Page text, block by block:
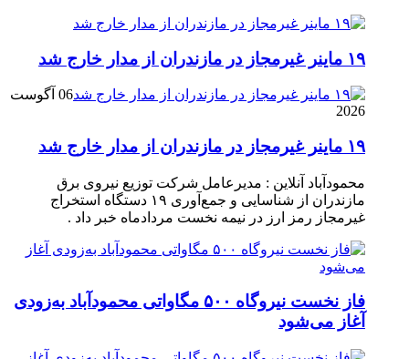
۱۹ ماینر غیرمجاز در مازندران از مدار خارج شد
06 آگوست
2026
۱۹ ماینر غیرمجاز در مازندران از مدار خارج شد
محمودآباد آنلاین : مدیرعامل شرکت توزیع نیروی برق
مازندران از شناسایی و جمع‌آوری ۱۹ دستگاه استخراج
غیرمجاز رمز ارز در نیمه نخست مردادماه خبر داد .
فاز نخست نیروگاه ۵۰۰ مگاواتی محمودآباد به‌زودی
آغاز می‌شود